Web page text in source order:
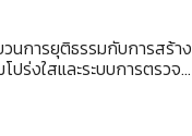
วนการยุติธรรมกับการสร้าง
ปร่งใสและระบบการตรวจ